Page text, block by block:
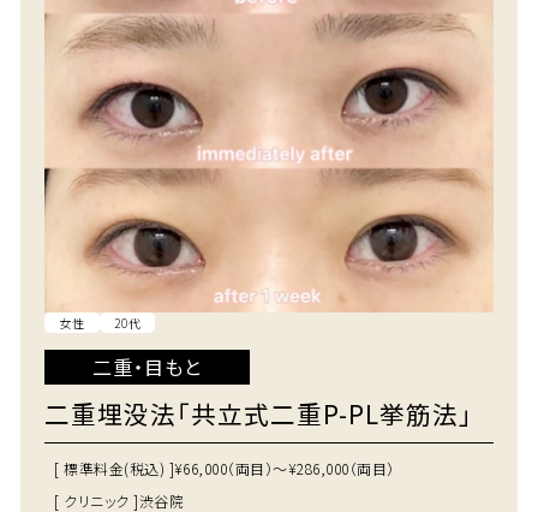
女性 20代
二重・目もと
二重埋没法「共立式二重P-PL挙筋法」
[ 標準料金(税込) ]¥66,000（両目）～¥286,000（両目）
[ クリニック ]渋谷院